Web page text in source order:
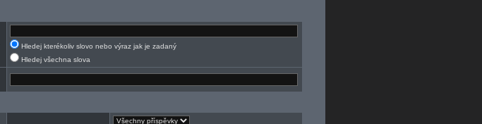
Hledej kterékoliv slovo nebo výraz jak je zadaný
Hledej všechna slova